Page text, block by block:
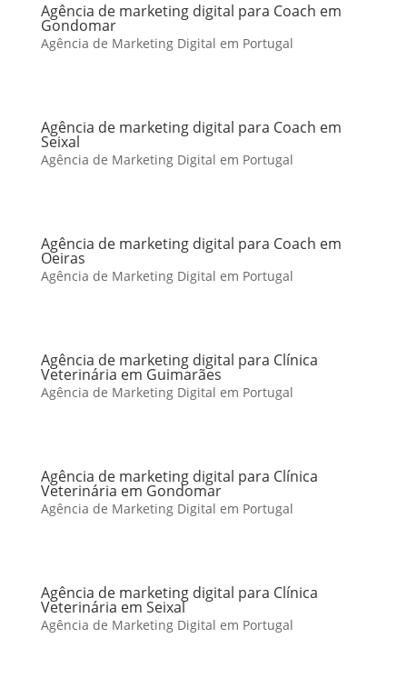
Agência de marketing digital para Coach em
Gondomar
Agência de Marketing Digital em Portugal
Agência de marketing digital para Coach em
Seixal
Agência de Marketing Digital em Portugal
Agência de marketing digital para Coach em
Oeiras
Agência de Marketing Digital em Portugal
Agência de marketing digital para Clínica
Veterinária em Guimarães
Agência de Marketing Digital em Portugal
Agência de marketing digital para Clínica
Veterinária em Gondomar
Agência de Marketing Digital em Portugal
Agência de marketing digital para Clínica
Veterinária em Seixal
Agência de Marketing Digital em Portugal